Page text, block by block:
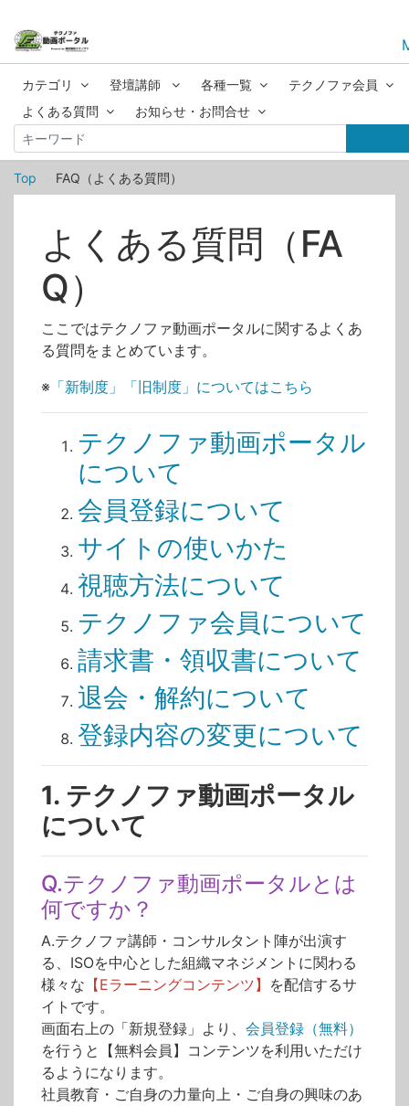
カテゴリ 登壇講師 各種一覧
テクノファ会員
よくある質問
お知らせ・お問合せ
Top FAQ（よくある質問）
よくある質問（FA
Q）
ここではテクノファ動画ポータルに関するよくあ
る質問をまとめています。
※ 「新制度」「旧制度」についてはこちら
テクノファ動画ポータル
について
会員登録について
サイトの使いかた
視聴方法について
テクノファ会員について
請求書・領収書について
退会・解約について
登録内容の変更について
1. テクノファ動画ポータル
について
Q.テクノファ動画ポータルとは
何ですか？
A.テクノファ講師・コンサルタント陣が出演す
る、ISOを中心とした組織マネジメントに関わる
様々な 【Eラーニングコンテンツ】 を配信するサ
イトです。
画面右上の「新規登録」より、 会員登録（無料）
を行うと【無料会員】コンテンツを利用いただけ
るようになります。
社員教育・ご自身の力量向上・ご自身の興味のあ